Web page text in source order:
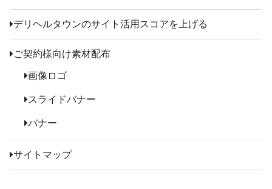
デリヘルタウンのサイト活用スコアを上げる
ご契約様向け素材配布
画像ロゴ
スライドバナー
バナー
サイトマップ